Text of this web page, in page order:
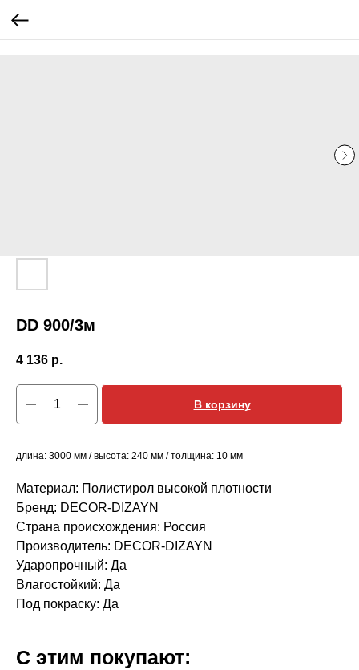
DD 900/3м
4 136 р.
В корзину
длина: 3000 мм / высота: 240 мм / толщина: 10 мм
Материал: Полистирол высокой плотности
Бренд: DECOR-DIZAYN
Страна происхождения: Россия
Производитель: DECOR-DIZAYN
Ударопрочный: Да
Влагостойкий: Да
Под покраску: Да
С этим покупают: